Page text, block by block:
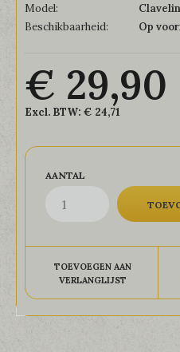
Model:
Clavelin
Beschikbaarheid:
Op
€ 29,90
Excl. BTW: € 24,71
AANTAL
TOEVOEGEN AAN
VERLANGLIJST